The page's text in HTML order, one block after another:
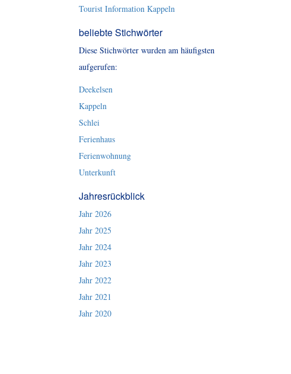
Tourist Information Kappeln
beliebte Stichwörter
Diese Stichwörter wurden am häufigsten
aufgerufen:
Deekelsen
Kappeln
Schlei
Ferienhaus
Ferienwohnung
Unterkunft
Jahresrückblick
Jahr 2026
Jahr 2025
Jahr 2024
Jahr 2023
Jahr 2022
Jahr 2021
Jahr 2020